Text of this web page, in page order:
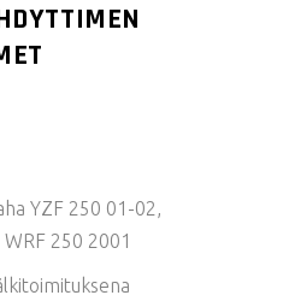
YZF 250 01-02,
250 2001